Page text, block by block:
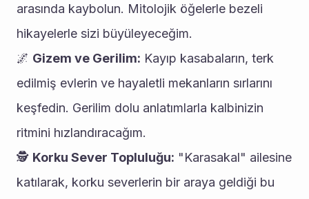
arasında kaybolun. Mitolojik öğelerle bezeli
hikayelerle sizi büyüleyeceğim.
🌌 Gizem ve Gerilim: Kayıp kasabaların, terk
edilmiş evlerin ve hayaletli mekanların sırlarını
keşfedin. Gerilim dolu anlatımlarla kalbinizin
ritmini hızlandıracağım.
🕵️ Korku Sever Topluluğu: "Karasakal" ailesine
katılarak, korku severlerin bir araya geldiği bu